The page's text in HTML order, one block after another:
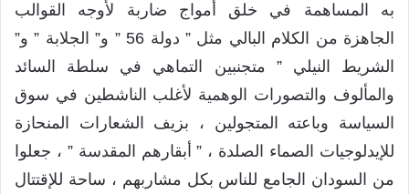
به المساهمة في خلق أمواج ضاربة لأوجه القوالب
الجاهزة من الكلام البالي مثل ” دولة 56 ” و” الجلابة ” و”
الشريط النيلي ” متجنبين التماهي في سلطة السائد
والمألوف والتصورات الوهمية لأغلب الناشطين في سوق
السياسة وباعته المتجولين ، بزيف الشعارات المنحازة
للإيدلوجيات الصماء الصلدة ، ” أبقارهم المقدسة ” ، جعلوا
من السودان الجامع للناس بكل مشاربهم ، ساحة للإقتتال